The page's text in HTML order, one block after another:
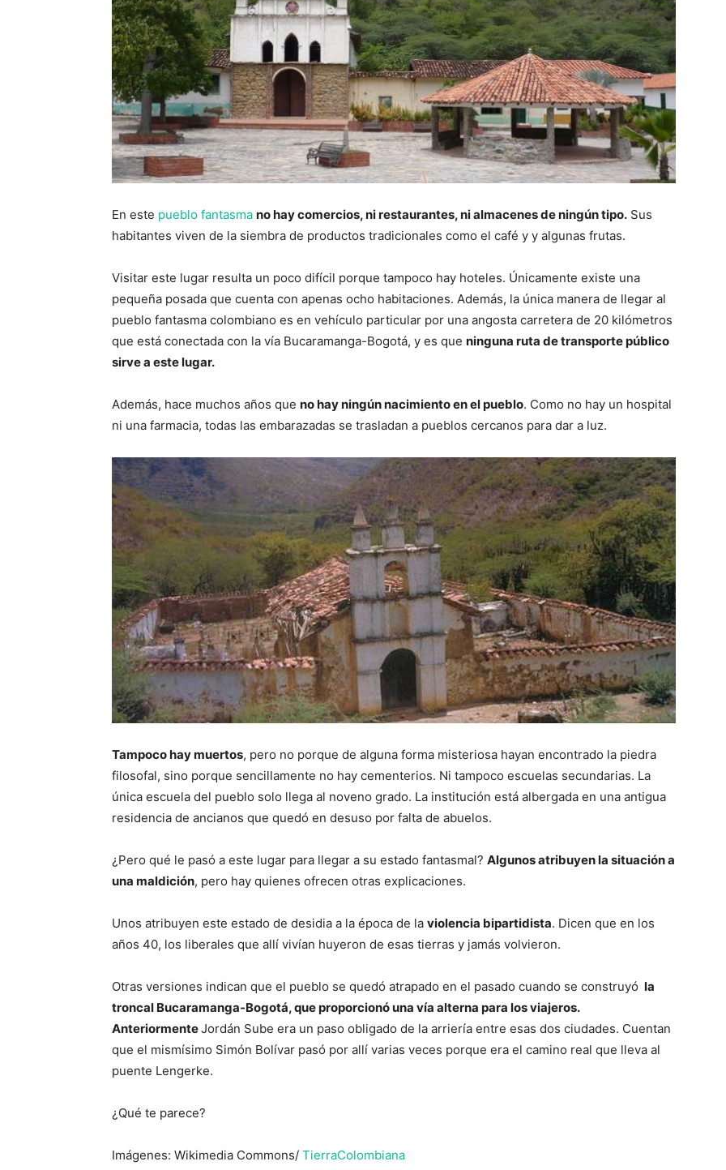
En este pueblo fantasma no hay comercios, ni restaurantes, ni almacenes de ningún tipo. Sus
habitantes viven de la siembra de productos tradicionales como el café y y algunas frutas.
Visitar este lugar resulta un poco difícil porque tampoco hay hoteles. Únicamente existe una
pequeña posada que cuenta con apenas ocho habitaciones. Además, la única manera de llegar al
pueblo fantasma colombiano es en vehículo particular por una angosta carretera de 20 kilómetros
que está conectada con la vía Bucaramanga-Bogotá, y es que ninguna ruta de transporte público
sirve a este lugar.
Además, hace muchos años que no hay ningún nacimiento en el pueblo. Como no hay un hospital
ni una farmacia, todas las embarazadas se trasladan a pueblos cercanos para dar a luz.
Tampoco hay muertos, pero no porque de alguna forma misteriosa hayan encontrado la piedra
filosofal, sino porque sencillamente no hay cementerios. Ni tampoco escuelas secundarias. La
única escuela del pueblo solo llega al noveno grado. La institución está albergada en una antigua
residencia de ancianos que quedó en desuso por falta de abuelos.
¿Pero qué le pasó a este lugar para llegar a su estado fantasmal? Algunos atribuyen la situación a
una maldición, pero hay quienes ofrecen otras explicaciones.
Unos atribuyen este estado de desidia a la época de la violencia bipartidista. Dicen que en los
años 40, los liberales que allí vivían huyeron de esas tierras y jamás volvieron.
Otras versiones indican que el pueblo se quedó atrapado en el pasado cuando se construyó la
troncal Bucaramanga-Bogotá, que proporcionó una vía alterna para los viajeros.
AnteriormenteJordán Sube era un paso obligado de la arriería entre esas dos ciudades. Cuentan
que el mismísimo Simón Bolívar pasó por allí varias veces porque era el camino real que lleva al
puente Lengerke.
¿Qué te parece?
Imágenes: Wikimedia Commons/ TierraColombiana